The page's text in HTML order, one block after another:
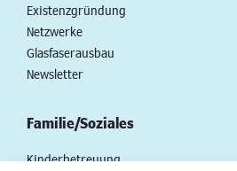
Existenzgründung
Netzwerke
Glasfaserausbau
Newsletter
Familie/Soziales
Kinderbetreuung